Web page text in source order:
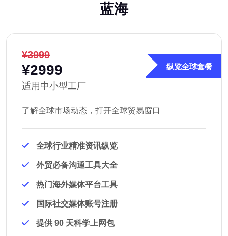
蓝海
纵览全球套餐
¥3999
¥2999
适用中小型工厂
了解全球市场动态，打开全球贸易窗口
全球行业精准资讯纵览
外贸必备沟通工具大全
热门海外媒体平台工具
国际社交媒体账号注册
提供 90 天科学上网包